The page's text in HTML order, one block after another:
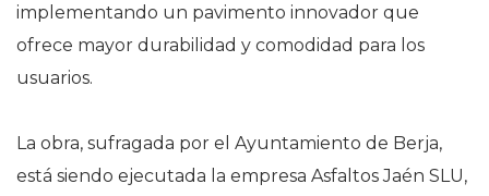
implementando un pavimento innovador que
ofrece mayor durabilidad y comodidad para los
usuarios.
La obra, sufragada por el Ayuntamiento de Berja,
está siendo ejecutada la empresa Asfaltos Jaén SLU,